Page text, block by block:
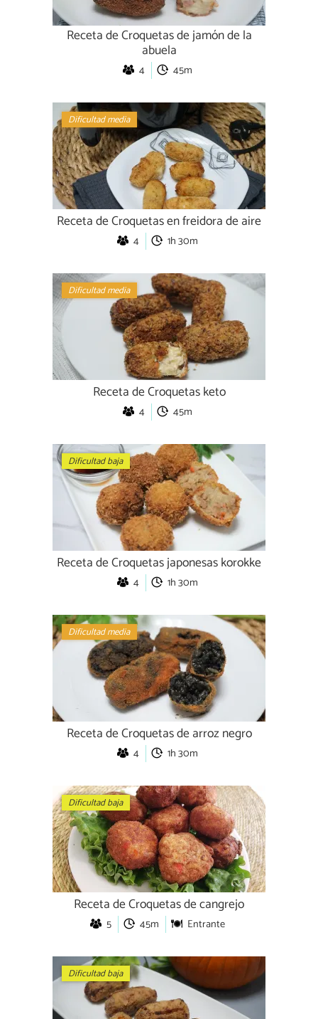
Receta de Croquetas de jamón de la
abuela
4 45m
Dificultad media
Receta de Croquetas en freidora de aire
4 1h 30m
Dificultad media
Receta de Croquetas keto
4 45m
Dificultad baja
Receta de Croquetas japonesas korokke
4 1h 30m
Dificultad media
Receta de Croquetas de arroz negro
4 1h 30m
Dificultad baja
Receta de Croquetas de cangrejo
5 45m Entrante
Dificultad baja